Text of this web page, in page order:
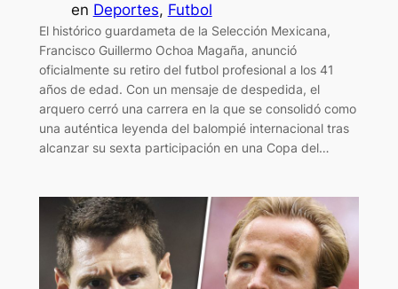
en Deportes, Futbol
El histórico guardameta de la Selección Mexicana,
Francisco Guillermo Ochoa Magaña, anunció
oficialmente su retiro del futbol profesional a los 41
años de edad. Con un mensaje de despedida, el
arquero cerró una carrera en la que se consolidó como
una auténtica leyenda del balompié internacional tras
alcanzar su sexta participación en una Copa del…